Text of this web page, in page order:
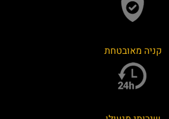
קניה מאובטחת